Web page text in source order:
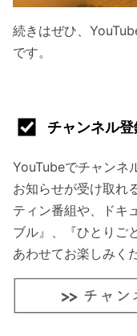
続きはぜひ、
です。
チャンネル
YouTubeでチャンネ
お知らせが受け取れ
ティン番組や、ドキ
ブル』
、『ひとりご
あわせてお楽しみく